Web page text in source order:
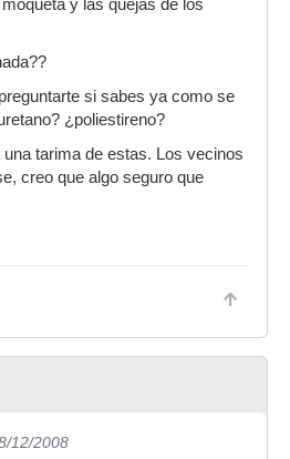
y las quejas de los
si sabes ya como se
¿poliestireno?
tarima de estas. Los vecinos
creo que algo seguro que
12/2008